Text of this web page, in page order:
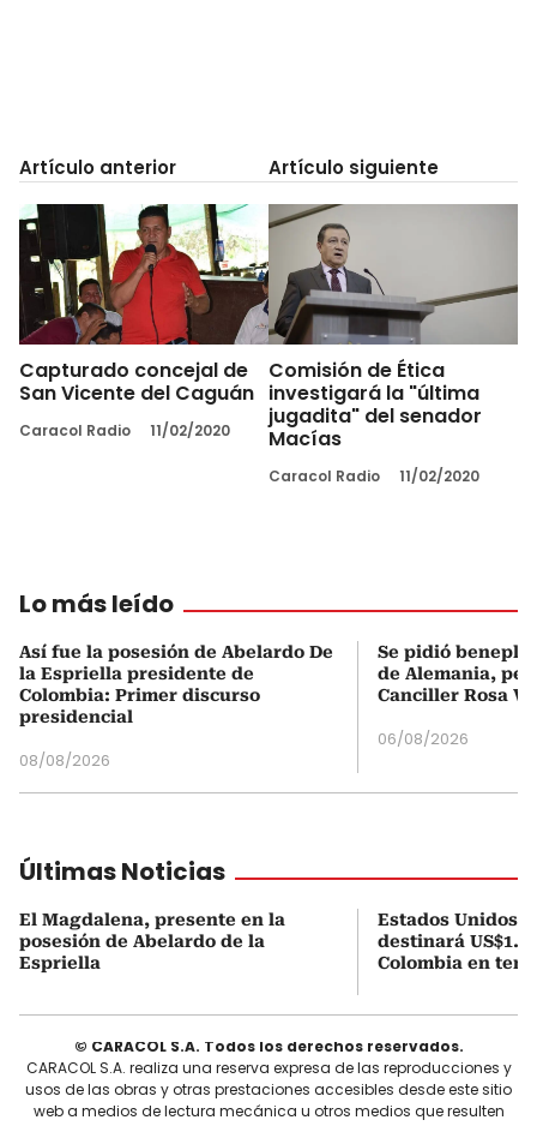
Artículo anterior
Capturado concejal de
San Vicente del Caguán
Caracol Radio 11/02/2020
Artículo siguiente
Comisión de Ética
investigará la "última
jugadita" del senador
Macías
Caracol Radio 11/02/2020
Lo más leído
Así fue la posesión de Abelardo De
la Espriella presidente de
Colombia: Primer discurso
presidencial
08/08/2026
Se pidió
de Alemania,
Canciller Rosa
06/08/2026
Últimas Noticias
El Magdalena, presente en la
posesión de Abelardo de la
Espriella
Estados Unidos
destinará
Colombia en
© CARACOL S.A. Todos los derechos reservados.
CARACOL S.A. realiza una reserva expresa de las reproducciones y
usos de las obras y otras prestaciones accesibles desde este sitio
web a medios de lectura mecánica u otros medios que resulten